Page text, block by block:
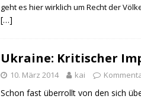
geht es hier wirklich um Recht der
[…]
Ukraine: Kritischer
10. März 2014 kai
Schon fast überrollt von den sich